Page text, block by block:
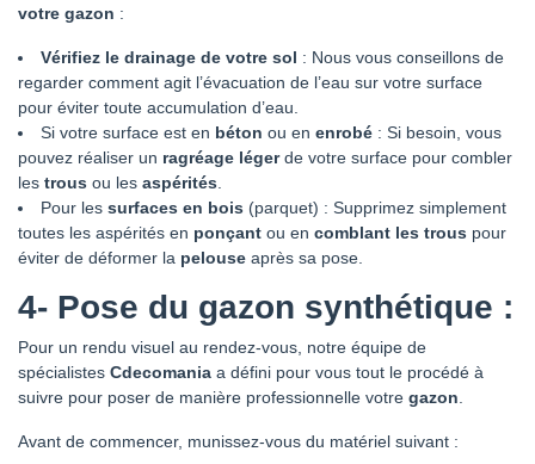
votre gazon :
Vérifiez le drainage de votre sol : Nous vous conseillons de
regarder comment agit l’évacuation de l’eau sur votre surface
pour éviter toute accumulation d’eau.
Si votre surface est en béton ou en enrobé : Si besoin, vous
pouvez réaliser un ragréage légerde votre surface pour combler
les trous ou les aspérités
Pour les surfaces en bois (parquet) : Supprimez simplement
toutes les aspérités en ponçant ou en comblant les trous pour
éviter de déformer la pelouse après sa pose.
4- Pose du gazon synthétique :
Pour un rendu visuel au rendez-vous, notre équipe de
spécialistes Cdecomania a défini pour vous tout le procédé à
suivre pour poser de manière professionnelle votre gazon
Avant de commencer, munissez-vous du matériel suivant :